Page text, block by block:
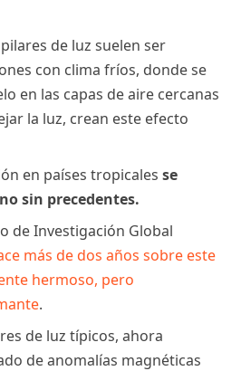
de luz suelen ser
con clima fríos, donde se
en las capas de aire cercanas
la luz, crean este efecto
en países tropicales se
sin precedentes.
de Investigación Global
más de dos años sobre este
hermoso, pero
.
de luz típicos, ahora
de anomalías magnéticas